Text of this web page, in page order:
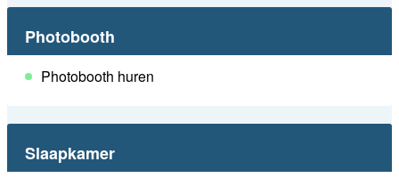
Photobooth
Photobooth huren
Slaapkamer